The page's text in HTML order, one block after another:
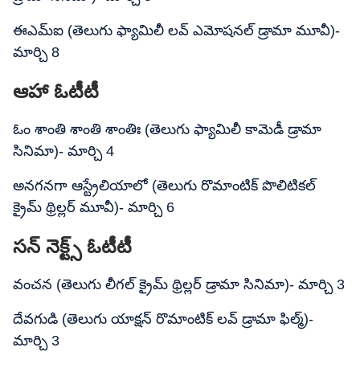
ఈఎమ్ఐ (తెలుగు ఫ్యామిలీ లవ్ ఎమోషనల్ డ్రామా మూవీ)-
మార్చి 8
ఆహా ఓటీటీ
ఓం శాంతి శాంతి శాంతిః (తెలుగు ఫ్యామిలీ కామెడీ డ్రామా
సినిమా)- మార్చి 4
అనగనగా ఆస్ట్రేలియాలో (తెలుగు రొమాంటిక్ పొలిటికల్
క్రైమ్ థ్రిల్లర్ మూవీ)- మార్చి 6
సన్ నెక్ట్స్ ఓటీటీ
వంచన (తెలుగు లీగల్ క్రైమ్ థ్రిల్లర్ డ్రామా సినిమా)- మార్చి 3
దేవగుడి (తెలుగు యాక్షన్ రొమాంటిక్ లవ్ డ్రామా ఫిల్మ్)-
మార్చి 3